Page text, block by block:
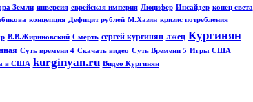
Земли инверсия еврейская империя Люцифер Инсайдер конец света
концепция Дефицит рублей М.Хазин кризис потребления
В.В.Жириновский Смерть сергей кургинян лжец Кургинян
Суть времени 4 Скачать видео Суть Времени 5 Игры США
в США kurginyan.ru Видео Кургинян